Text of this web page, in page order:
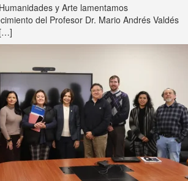
y Arte lamentamos
del Profesor Dr. Mario Andrés Valdés